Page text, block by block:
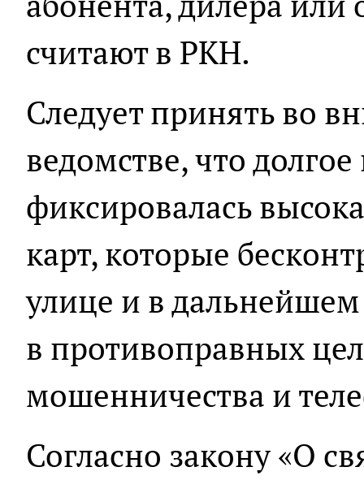
считают в РКН.
Следует принять во
ведомстве, что
фиксировалась
карт, которые
улице и в
в противоправных
мошенничества и
Согласно закону «О